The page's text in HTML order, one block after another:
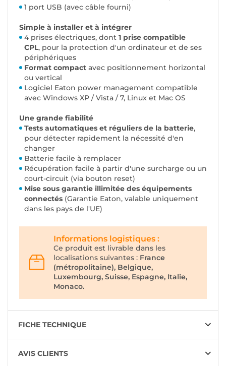
1 port USB (avec câble fourni)
Simple à installer et à intégrer
4 prises électriques, dont 1 prise compatible
CPL, pour la protection d'un ordinateur et de ses
périphériques
Format compact avec positionnement horizontal
ou vertical
Logiciel Eaton power management compatible
avec Windows XP / Vista / 7, Linux et Mac OS
Une grande fiabilité
Tests automatiques et réguliers de la batterie,
pour détecter rapidement la nécessité d'en
changer
Batterie facile à remplacer
Récupération facile à partir d'une surcharge ou un
court-circuit (via bouton reset)
Mise sous garantie illimitée des équipements
connectés (Garantie Eaton, valable uniquement
dans les pays de l'UE)
Informations logistiques :
Ce produit est livrable dans les
localisations suivantes : France
(métropolitaine), Belgique,
Luxembourg, Suisse, Espagne, Italie,
Monaco.
FICHE TECHNIQUE
AVIS CLIENTS